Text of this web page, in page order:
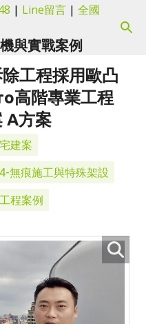
容
| Line留言 | 全國
與實戰案例
工程採用歐凸
高階專業工程
A方案
建案
無痕施工與特殊架設
程案例